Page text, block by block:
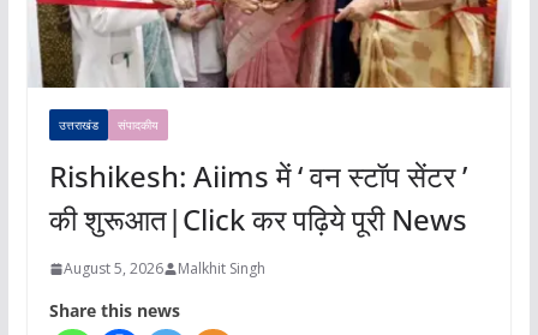
उत्तराखंड संपादकीय
Rishikesh: Aiims में ‘ वन स्टॉप सेंटर ’
की शुरूआत|Click कर पढ़िये पूरी News
August 5, 2026 Malkhit Singh
Share this news